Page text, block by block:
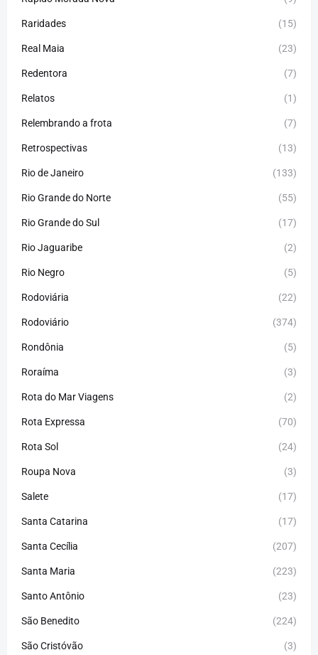
Raridades (15)
Real Maia (23)
Redentora (7)
Relatos (1)
Relembrando a frota (7)
Retrospectivas (13)
Rio de Janeiro (133)
Rio Grande do Norte (55)
Rio Grande do Sul (17)
Rio Jaguaribe (2)
Rio Negro (5)
Rodoviária (22)
Rodoviário (374)
Rondônia (5)
Roraíma (3)
Rota do Mar Viagens (2)
Rota Expressa (70)
Rota Sol (24)
Roupa Nova (3)
Salete (17)
Santa Catarina (17)
Santa Cecília (207)
Santa Maria (223)
Santo Antônio (23)
São Benedito (224)
São Cristóvão (3)